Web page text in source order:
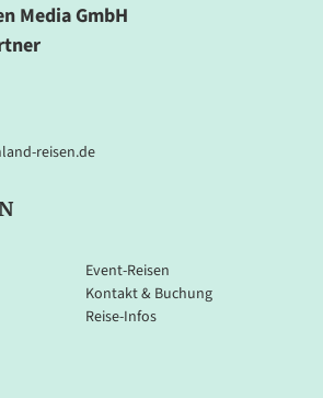
Media GmbH
reisen.de
Event-Reisen
Kontakt & Buchung
Reise-Infos